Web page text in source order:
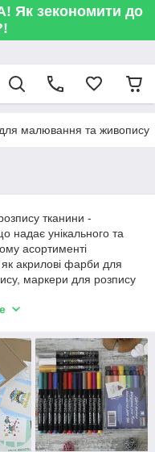
зекономити до
малювання та живопису
тканини -
надає унікального та
асортименті
як акрилові фарби для
маркери для розпису
красиві та оригінальні
до творчості та
інструментами та